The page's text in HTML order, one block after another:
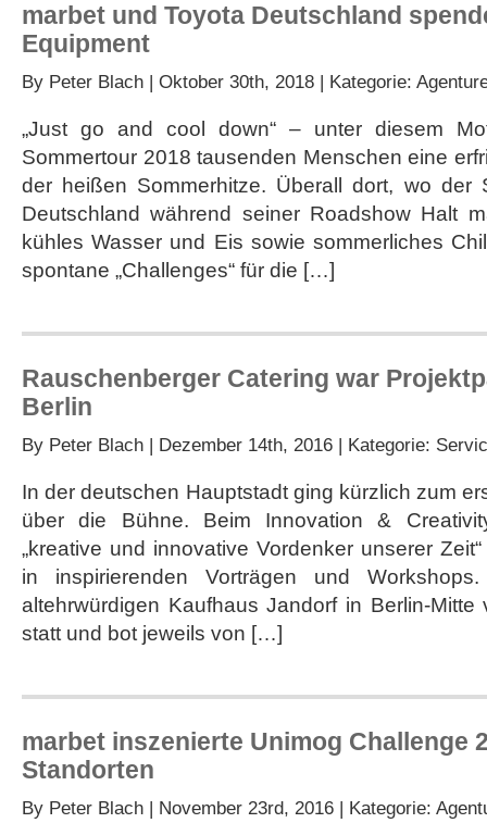
marbet und Toyota Deutschland
Equipment
By Peter Blach | Oktober 30th, 2018 | Kategorie:
„Just go and cool down“ – unter diesem
Sommertour 2018 tausenden Menschen eine
der heißen Sommerhitze. Überall dort, wo der
Deutschland während seiner Roadshow Halt
kühles Wasser und Eis sowie sommerliches
spontane „Challenges“ für die […]
Rauschenberger Catering war
Berlin
By Peter Blach | Dezember 14th, 2016 | Kategorie:
In der deutschen Hauptstadt ging kürzlich zum
über die Bühne. Beim Innovation &
„kreative und innovative Vordenker unserer
in inspirierenden Vorträgen und
altehrwürdigen Kaufhaus Jandorf in Berlin-
statt und bot jeweils von […]
marbet inszenierte Unimog Challenge
Standorten
By Peter Blach | November 23rd, 2016 | Kategorie: